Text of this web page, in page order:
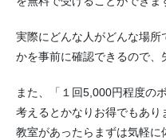
実際にどんな人がどんな場
かを事前に確認できるので、
また、「１回5,000円程度の
考えるとかなりお得でもあ
教室があったらまずは気軽に